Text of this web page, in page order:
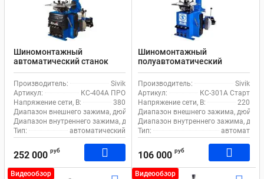
Шиномонтажный
автоматический станок
Sivik КС-404А ПРО для
легкового транспорта
Производитель:
Sivik
Артикул:
КС-404А ПРО
Напряжение сети, В:
380
Диапазон внешнего зажима, дюйм:
12-28
Диапазон внутреннего зажима, дюйм: 14-30
Тип:
автоматический
252 000 руб
Шиномонтажный
полуавтоматический
станок Sivik КС-301А Старт
для легкового транспорта
Производитель:
Sivik
Артикул:
КС-301А Старт
Напряжение сети, В:
220
Диапазон внешнего зажима, дюйм:
Диапазон внутреннего зажима,
Тип:
автомат
106 000 руб
Видеообзор Видеообзор